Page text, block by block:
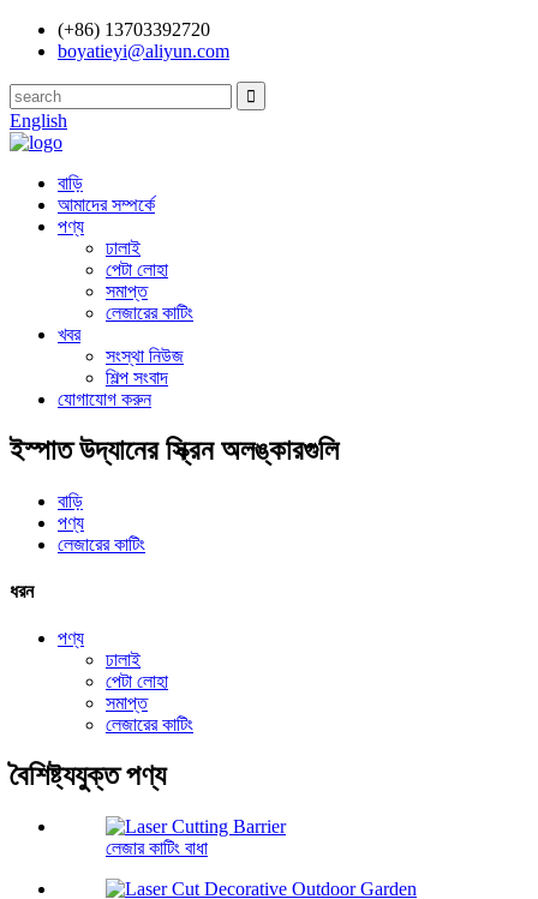
(+86) 13703392720
boyatieyi@aliyun.com
English
বাড়ি
আমাদের সম্পর্কে
পণ্য
ঢালাই
পেটা লোহা
সমাপ্ত
লেজারের কাটিং
খবর
সংস্থা নিউজ
শিল্প সংবাদ
যোগাযোগ করুন
ইস্পাত উদ্যানের স্ক্রিন অলঙ্কারগুলি
বাড়ি
পণ্য
লেজারের কাটিং
ধরন
পণ্য
ঢালাই
পেটা লোহা
সমাপ্ত
লেজারের কাটিং
বৈশিষ্ট্যযুক্ত পণ্য
লেজার কাটিং বাধা